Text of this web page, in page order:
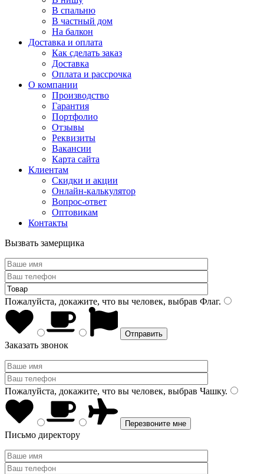
В спальню
В частный дом
На балкон
Доставка и оплата
Как сделать заказ
Доставка
Оплата и рассрочка
О компании
Производство
Гарантия
Портфолио
Отзывы
Реквизиты
Вакансии
Карта сайта
Клиентам
Скидки и акции
Онлайн-калькулятор
Вопрос-ответ
Оптовикам
Контакты
Вызвать замерщика
Пожалуйста, докажите, что вы человек, выбрав Флаг.
Заказать звонок
Пожалуйста, докажите, что вы человек, выбрав Чашку.
Письмо директору